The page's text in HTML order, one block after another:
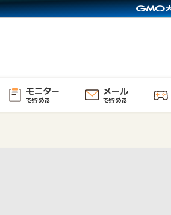
モニター
で貯める
メール
で貯める